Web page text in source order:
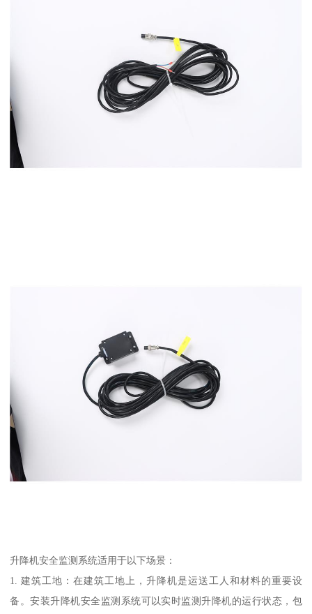
升降机安全监测系统适用于以下场景：
1. 建筑工地：在建筑工地上，升降机是运送工人和材料的重要设
备。安装升降机安全监测系统可以实时监测升降机的运行状态，包